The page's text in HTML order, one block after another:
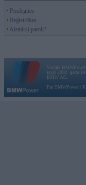
• Pieslēgties
• Reģistrēties
• Aizmirsi paroli?
Vortāls
kopš 2002. gada
BMW AG.
Par BMWPower